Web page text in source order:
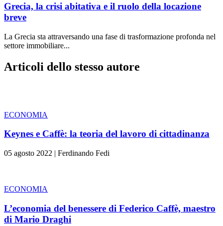
Grecia, la crisi abitativa e il ruolo della locazione
breve
La Grecia sta attraversando una fase di trasformazione profonda nel
settore immobiliare...
Articoli dello stesso autore
ECONOMIA
Keynes e Caffè: la teoria del lavoro di cittadinanza
05 agosto 2022 | Ferdinando Fedi
ECONOMIA
L’economia del benessere di Federico Caffè, maestro
di Mario Draghi